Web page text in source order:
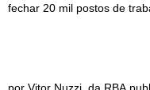
fechar 20 mil postos de
por Vitor Nuzzi, da RBA